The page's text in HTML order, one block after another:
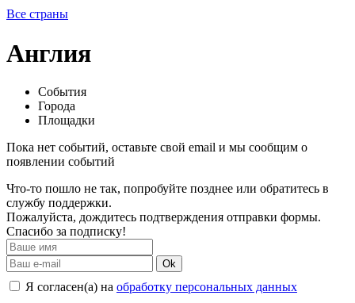
Все страны
Англия
События
Города
Площадки
Пока нет событий, оставьте свой email и мы сообщим о
появлении событий
Что-то пошло не так, попробуйте позднее или обратитесь в
службу поддержки.
Пожалуйста, дождитесь подтверждения отправки формы.
Спасибо за подписку!
Ok
Я согласен(а) на обработку персональных данных